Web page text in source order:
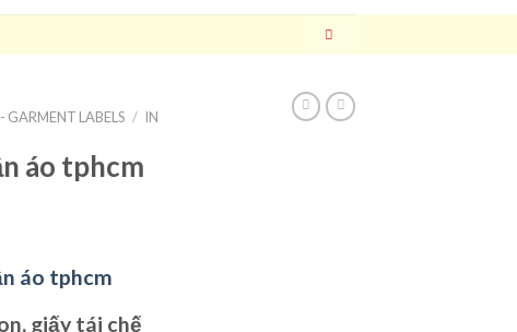
GARMENT LABELS / IN
áo tphcm
áo tphcm
giấy tái chế